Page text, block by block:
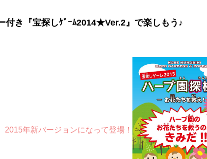
付き『宝探しｹﾞｰﾑ2014★Ver.2』で楽しもう♪
2015年新バージョンになって登場！